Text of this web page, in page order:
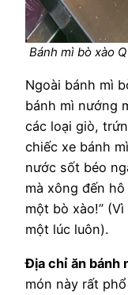
Bánh mì bò xào
Ngoài bánh mì
bánh mì nướng
các loại giò,
chiếc xe bánh
nước sốt béo
mà xông đến
một bò xào!”
một lúc luôn).
Địa chỉ ăn bánh
món này rất